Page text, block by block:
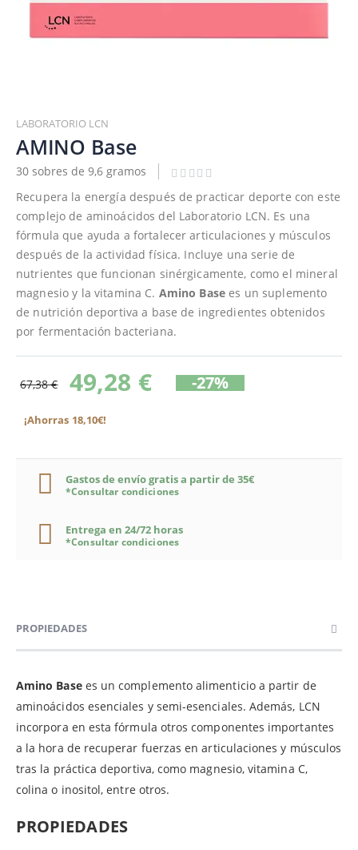
al
comienzo
de
la
galería
imágenes
LABORATORIO LCN
AMINO Base
30 sobres de 9,6 gramos
Recupera la energía después de practicar deporte con este
complejo de aminoácidos del Laboratorio LCN. Es una
fórmula que ayuda a fortalecer articulaciones y músculos
después de la actividad física. Incluye una serie de
nutrientes que funcionan sinérgicamente, como el mineral
magnesio y la vitamina C. Amino Base es un suplemento
de nutrición deportiva a base de ingredientes obtenidos
por fermentación bacteriana.
67,38 € 49,28 € -27%
¡Ahorras 18,10€!
Gastos de envío gratis a partir de 35€
*Consultar condiciones
Entrega en 24/72 horas
*Consultar condiciones
PROPIEDADES
Amino Base es un complemento alimenticio a partir de
aminoácidos esenciales y semi-esenciales. Además, LCN
incorpora en esta fórmula otros componentes importantes
a la hora de recuperar fuerzas en articulaciones y músculos
tras la práctica deportiva, como magnesio, vitamina C,
colina o inositol, entre otros.
PROPIEDADES